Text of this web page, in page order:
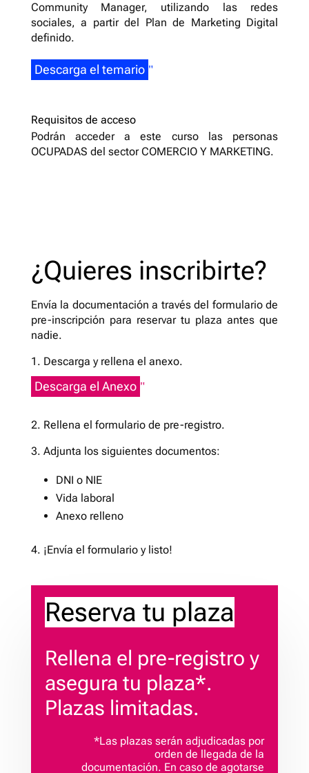
Community Manager, utilizando las redes
sociales, a partir del Plan de Marketing Digital
definido.
Descarga el temario
Requisitos de acceso
Podrán acceder a este curso las personas
OCUPADAS del sector COMERCIO Y MARKETING.
¿Quieres inscribirte?
Envía la documentación a través del formulario de
pre-inscripción para reservar tu plaza antes que
nadie.
1. Descarga y rellena el anexo.
Descarga el Anexo
2. Rellena el formulario de pre-registro.
3. Adjunta los siguientes documentos:
DNI o NIE
Vida laboral
Anexo relleno
4. ¡Envía el formulario y listo!
Reserva tu plaza
Rellena el pre-registro y
asegura tu plaza*.
Plazas limitadas.
*Las plazas serán adjudicadas por
orden de llegada de la
documentación. En caso de agotarse